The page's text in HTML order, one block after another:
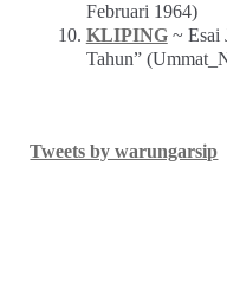
Februari 1964)
KLIPING~ Esai
Tahun”
Tweets by warungarsip